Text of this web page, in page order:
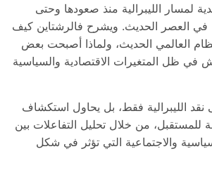
لمسار الليبرالية منذ صعودها وحتى
في العصر الحديث. ويشرح فالرشتاين كيف
العالمي الحديث، ولماذا أصبحت بعض
في ظل المتغيرات الاقتصادية والسياسية
نقد الليبرالية فقط، بل يحاول استكشاف
للمستقبل، من خلال تحليل التفاعلات بين
والاجتماعية التي تؤثر في شكل